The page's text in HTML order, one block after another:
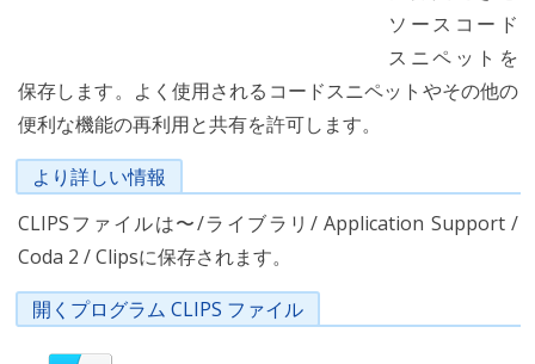
ソースコード
スニペットを
保存します。よく使用されるコードスニペットやその他の
便利な機能の再利用と共有を許可します。
より詳しい情報
CLIPSファイルは〜/ライブラリ/ Application Support /
Coda 2 / Clipsに保存されます。
開くプログラム CLIPS ファイル